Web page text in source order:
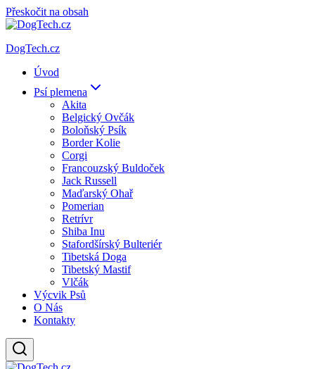
Přeskočit na obsah
DogTech.cz
Úvod
Psí plemena
Akita
Belgický Ovčák
Boloňský Psík
Border Kolie
Corgi
Francouzský Buldoček
Jack Russell
Maďarský Ohař
Pomerian
Retrívr
Shiba Inu
Stafordšírský Bulteriér
Tibetská Doga
Tibetský Mastif
Vlčák
Výcvik Psů
O Nás
Kontakty